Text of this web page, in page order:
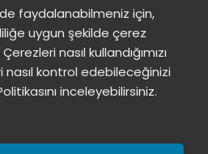
faydalanabilmeniz için,
uygun şekilde çerez
nasıl kullandığımızı
kontrol edebileceğinizi
inceleyebilirsiniz.
- Ayazağa Mah. Azerbaycan Cad.
34396 Sarıyer/İstanbul
KÜTÜPHANE
Maltepe Mah., Teyyareci Sami
İstanbul, 34010